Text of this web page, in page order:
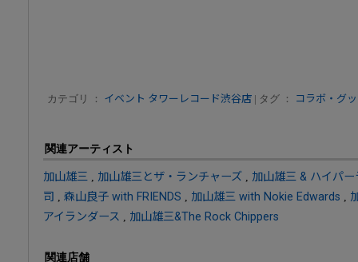
カテゴリ ： イベント タワーレコード渋谷店 | タグ ： コラボ・グ
関連アーティスト
加山雄三 加山雄三とザ・ランチャーズ
加山雄三 & ハイパ
司
森山良子 with FRIENDS 加山雄三 with Nokie Edwards
アイランダース
加山雄三&The Rock Chippers
関連店舗